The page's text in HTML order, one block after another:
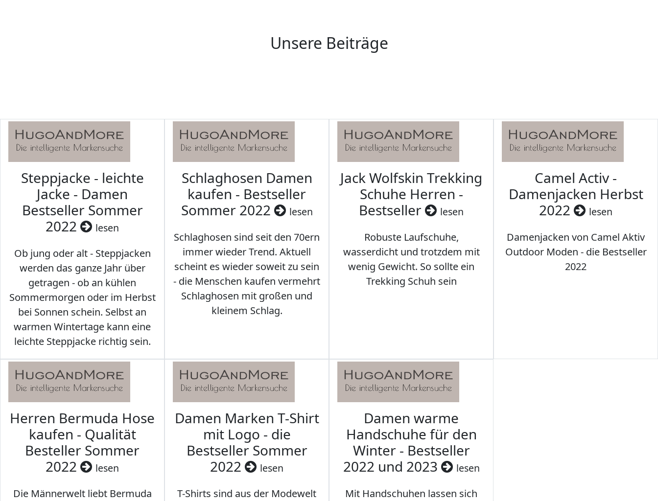
Unsere Beiträge
Steppjacke - leichte
Jacke - Damen
Bestseller Sommer
2022
lesen
Ob jung oder alt - Steppjacken
werden das ganze Jahr über
getragen - ob an kühlen
Sommermorgen oder im Herbst
bei Sonnen schein. Selbst an
warmen Wintertage kann eine
leichte Steppjacke richtig sein.
Schlaghosen Damen
kaufen - Bestseller
Sommer 2022
lesen
Schlaghosen sind seit den 70ern
immer wieder Trend. Aktuell
scheint es wieder soweit zu sein
- die Menschen kaufen vermehrt
Schlaghosen mit großen und
kleinem Schlag.
Jack Wolfskin Trekking
Schuhe Herren -
Bestseller
lesen
Robuste Laufschuhe,
wasserdicht und trotzdem mit
wenig Gewicht. So sollte ein
Trekking Schuh sein
Camel Activ -
Damenjacken Herbst
2022
lesen
Damenjacken von Camel Aktiv
Outdoor Moden - die Bestseller
2022
Herren Bermuda Hose
kaufen - Qualität
Besteller Sommer
2022
lesen
Die Männerwelt liebt Bermuda
Damen Marken T-Shirt
mit Logo - die
Bestseller Sommer
2022
lesen
T-Shirts sind aus der Modewelt
Damen warme
Handschuhe für den
Winter - Bestseller
2022 und 2023
lesen
Mit Handschuhen lassen sich